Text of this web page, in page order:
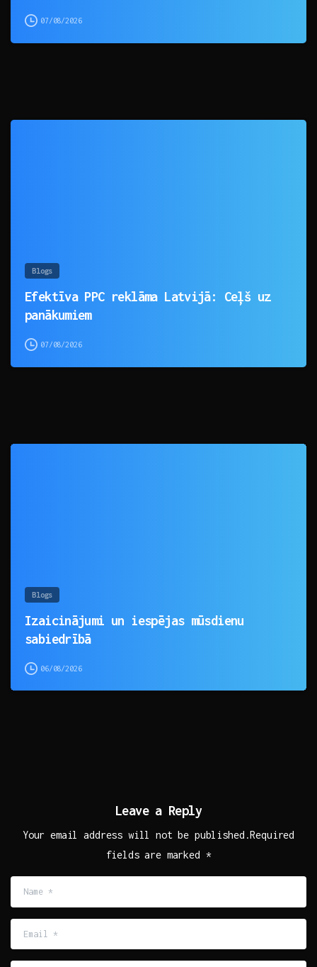
07/08/2026
Blogs
Efektīva PPC reklāma Latvijā: Ceļš uz
panākumiem
07/08/2026
Blogs
Izaicinājumi un iespējas mūsdienu
sabiedrībā
06/08/2026
Leave a Reply
Your email address will not be published.Required
fields are marked *
*